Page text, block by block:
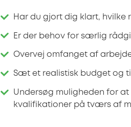
Har du gjort dig klart, hvilke
Er der behov for særlig
Overvej omfanget af
Sæt et realistisk budget og
Undersøg muligheden for
kvalifikationer på tværs af